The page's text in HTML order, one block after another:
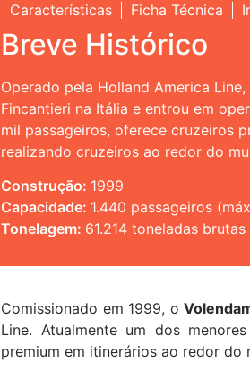
Características Ficha Técnica
Breve Histórico
Operado pela Holland America
Fincantieri na Itália e entrou em
mil passageiros, oferece cruzeiros
realizando cruzeiros ao redor do
Construção: 1999
Capacidade: 1.440 passageiros
Tonelagem: 61.214 toneladas brutas
Comissionado em 1999, o
Line. Atualmente um dos
premium em itinerários ao redor do